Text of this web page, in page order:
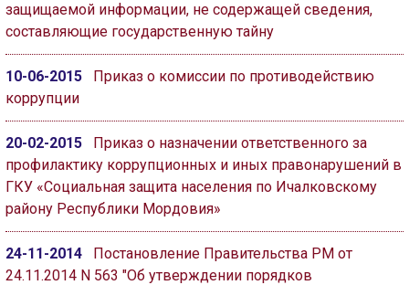
защищаемой информации, не содержащей сведения,
составляющие государственную тайну
10-06-2015
Приказ о комиссии по противодействию
коррупции
20-02-2015
Приказ о назначении ответственного за
профилактику коррупционных и иных правонарушений в
ГКУ «Социальная защита населения по Ичалковскому
району Республики Мордовия»
24-11-2014
Постановление Правительства РМ от
24.11.2014 N 563 "Об утверждении порядков